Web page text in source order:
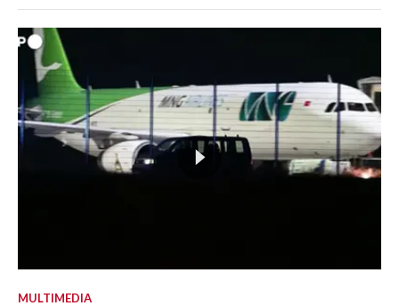
MULTIMEDIA